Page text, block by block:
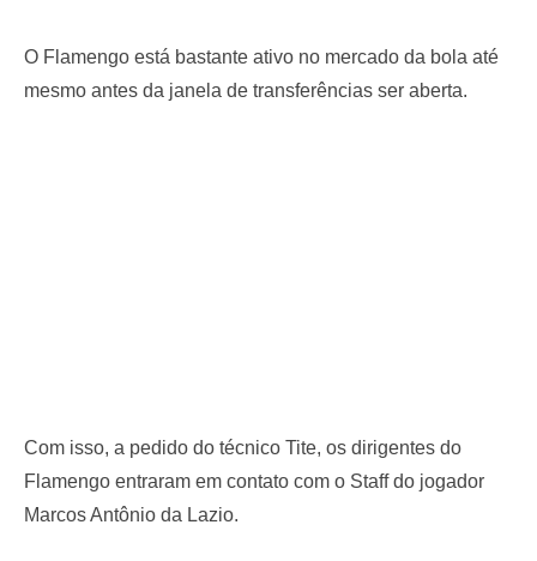
O Flamengo está bastante ativo no mercado da bola até
mesmo antes da janela de transferências ser aberta.
Com isso, a pedido do técnico Tite, os dirigentes do
Flamengo entraram em contato com o Staff do jogador
Marcos Antônio da Lazio.